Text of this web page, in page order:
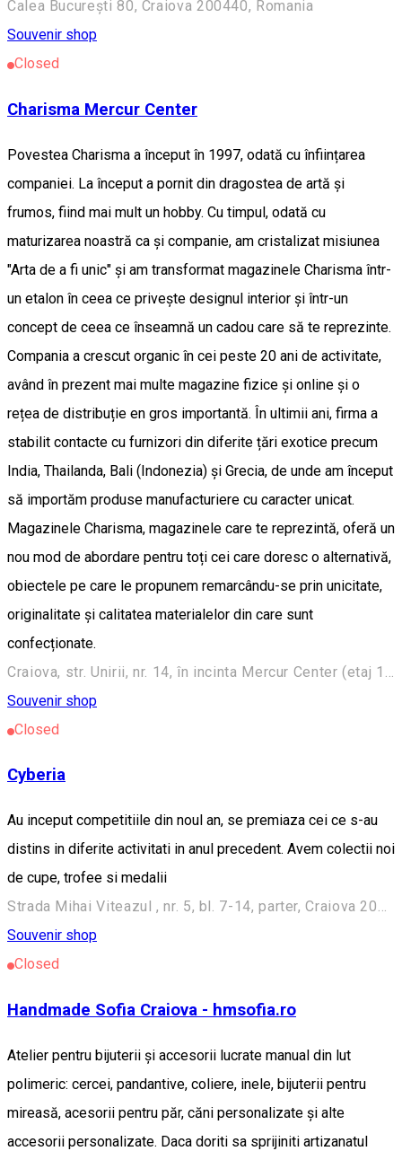
Calea București 80, Craiova 200440, Romania
Souvenir shop
Closed
Charisma Mercur Center
Povestea Charisma a început în 1997, odată cu înființarea
companiei. La început a pornit din dragostea de artă și
frumos, fiind mai mult un hobby. Cu timpul, odată cu
maturizarea noastră ca și companie, am cristalizat misiunea
"Arta de a fi unic" și am transformat magazinele Charisma într-
un etalon în ceea ce privește designul interior și într-un
concept de ceea ce înseamnă un cadou care să te reprezinte.
Compania a crescut organic în cei peste 20 ani de activitate,
având în prezent mai multe magazine fizice și online și o
rețea de distribuție en gros importantă. În ultimii ani, firma a
stabilit contacte cu furnizori din diferite țări exotice precum
India, Thailanda, Bali (Indonezia) și Grecia, de unde am început
să importăm produse manufacturiere cu caracter unicat.
Magazinele Charisma, magazinele care te reprezintă, oferă un
nou mod de abordare pentru toți cei care doresc o alternativă,
obiectele pe care le propunem remarcându-se prin unicitate,
originalitate și calitatea materialelor din care sunt
confecționate.
Souvenir shop
Closed
Cyberia
Au inceput competitiile din noul an, se premiaza cei ce s-au
distins in diferite activitati in anul precedent. Avem colectii noi
de cupe, trofee si medalii
Strada Mihai Viteazul , nr. 5, bl. 7-14, parter, Craiova 200418, Romania
Souvenir shop
Closed
Handmade Sofia Craiova - hmsofia.ro
Atelier pentru bijuterii și accesorii lucrate manual din lut
polimeric: cercei, pandantive, coliere, inele, bijuterii pentru
mireasă, acesorii pentru păr, căni personalizate și alte
accesorii personalizate. Daca doriti sa sprijiniti artizanatul